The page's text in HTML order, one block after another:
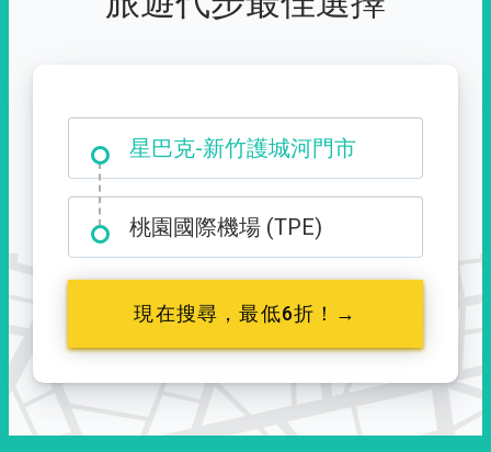
星巴克-新竹護城河門市
大霸尖山登山口
桃園國際機場 (TPE)
現在搜尋，最低6折！→